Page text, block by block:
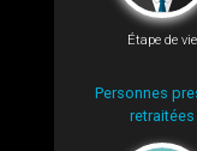
Étape de vie
Personnes
retraitées